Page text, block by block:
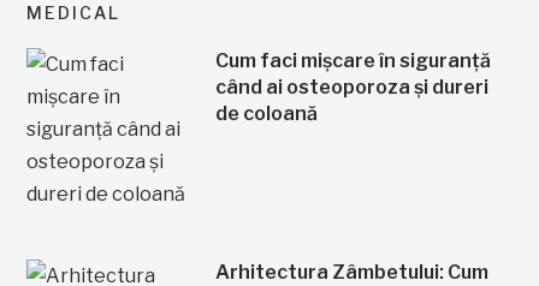
MEDICAL
Cum faci mișcare în siguranță
când ai osteoporoza și dureri
de coloană
Arhitectura Zâmbetului: Cum